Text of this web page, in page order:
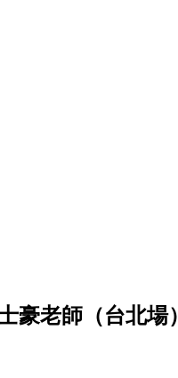
豪老師（台北場）